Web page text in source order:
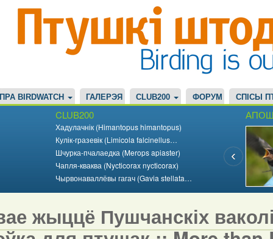
BIRDWATCH ГАЛЕРЭЯ CLUB200 ФОРУМ СПІСЫ
CLUB200
Хадулачнік (Himantopus himantopus)
Кулік-гразевік (Limicola falcinellus…
Шчурка-пчалаедка (Merops apiaster)
Чапля-кваква (Nycticorax nycticorax)
Чырвонаваллёвы гагач (Gavia stellata…
жыццё Пушчанскіх